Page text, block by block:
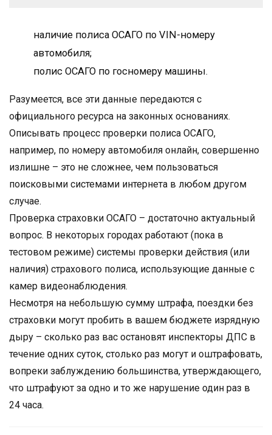
наличие полиса ОСАГО по VIN-номеру
автомобиля;
полис ОСАГО по госномеру машины.
Разумеется, все эти данные передаются с
официального ресурса на законных основаниях.
Описывать процесс проверки полиса ОСАГО,
например, по номеру автомобиля онлайн, совершенно
излишне – это не сложнее, чем пользоваться
поисковыми системами интернета в любом другом
случае.
Проверка страховки ОСАГО – достаточно актуальный
вопрос. В некоторых городах работают (пока в
тестовом режиме) системы проверки действия (или
наличия) страхового полиса, использующие данные с
камер видеонаблюдения.
Несмотря на небольшую сумму штрафа, поездки без
страховки могут пробить в вашем бюджете изрядную
дыру – сколько раз вас остановят инспекторы ДПС в
течение одних суток, столько раз могут и оштрафовать,
вопреки заблуждению большинства, утверждающего,
что штрафуют за одно и то же нарушение один раз в
24 часа.